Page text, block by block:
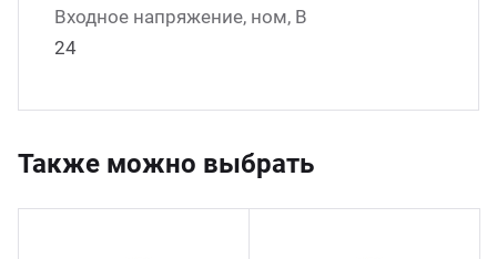
Входное напряжение, ном, В
24
Также можно выбрать